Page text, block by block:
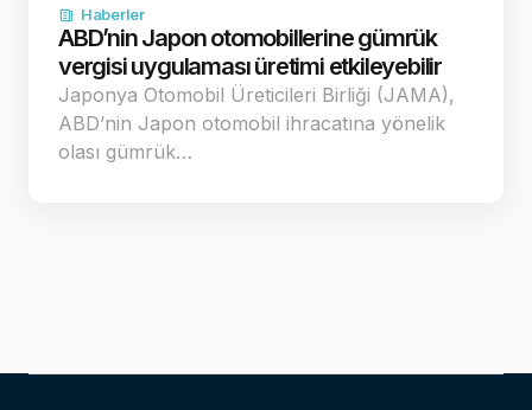
Haberler
ABD’nin Japon otomobillerine gümrük
vergisi uygulaması üretimi etkileyebilir
Japonya Otomobil Üreticileri Birliği (JAMA),
ABD’nin Japon otomobil ihracatına yönelik
olası gümrük…